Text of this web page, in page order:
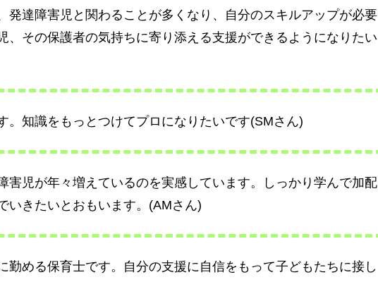
発達障害児と関わることが多くなり、自分のスキルアップが必要
、その保護者の気持ちに寄り添える支援ができるようになりたい
。知識をもっとつけてプロになりたいです(SMさん)
害児が年々増えているのを実感しています。しっかり学んで加配
いきたいとおもいます。(AMさん)
勤める保育士です。自分の支援に自信をもって子どもたちに接し